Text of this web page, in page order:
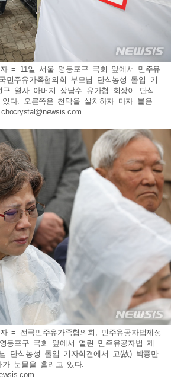
= 11일 서울 영등포구 국회 앞에서 민주유
민주유가족협의회 부모님 단식농성 돌입 기
구 열사 아버지 장남수 유가협 회장이 단식
다. 오른쪽은 천막을 설치하자 마자 붙은
= 전국민주유가족협의회, 민주유공자법제정
등포구 국회 앞에서 열린 민주유공자법 제
단식농성 돌입 기자회견에서 고(故) 박종만
눈물을 흘리고 있다.